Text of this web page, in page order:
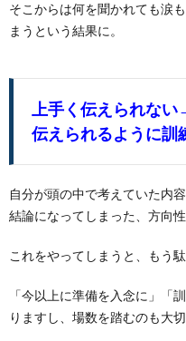
そこからは何を聞かれても涙
まうという結果に。
上手く伝えられな
伝えられるように訓
自分が頭の中で考えていた内
結論になってしまった、方向
これをやってしまうと、もう
「今以上に準備を入念に」「
りますし、場数を踏むのも大